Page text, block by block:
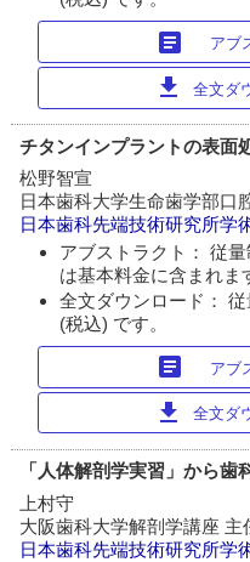
article アブ
download 全文ダ
チタンインプラントの表面
松野智宣
日本歯科大学生命歯学部口
日本歯科先端技術研究所学
アブストラクト： 従
は基本料金に含まれま
全文ダウンロード：
(税込) です。
article アブ
download 全文ダ
「人体解剖学実習」から歯
上村守
大阪歯科大学解剖学講座 主
日本歯科先端技術研究所学